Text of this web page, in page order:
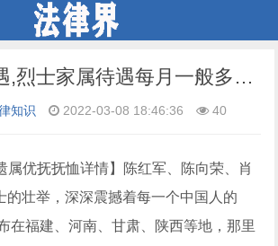
烈士家属待遇,烈士家属待遇每月一般多少钱
知识 2022-03-08 18:46:36 40
属优抚抚恤详情】陈红军、陈向荣、肖
的壮举，深深震撼着每一个中国人的
在福建、河南、甘肃、陕西等地，那里